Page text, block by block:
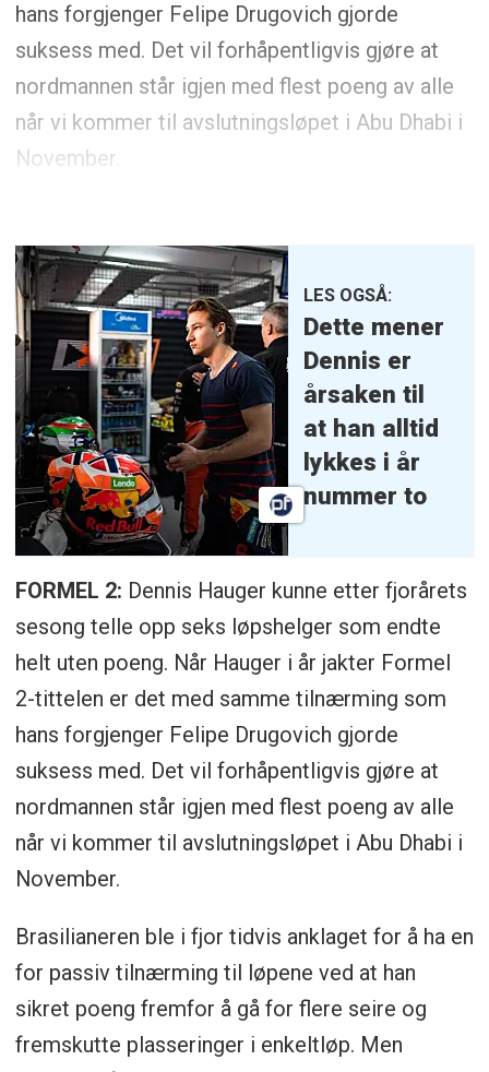
hans forgjenger Felipe Drugovich gjorde
suksess med. Det vil forhåpentligvis gjøre at
nordmannen står igjen med flest poeng av alle
når vi kommer til avslutningsløpet i Abu Dhabi i
November.
LES OGSÅ:
Dette mener
Dennis er
årsaken til
at han alltid
lykkes i år
nummer to
FORMEL 2: Dennis Hauger kunne etter fjorårets
sesong telle opp seks løpshelger som endte
helt uten poeng. Når Hauger i år jakter Formel
2-tittelen er det med samme tilnærming som
hans forgjenger Felipe Drugovich gjorde
suksess med. Det vil forhåpentligvis gjøre at
nordmannen står igjen med flest poeng av alle
når vi kommer til avslutningsløpet i Abu Dhabi i
November.
Brasilianeren ble i fjor tidvis anklaget for å ha en
for passiv tilnærming til løpene ved at han
sikret poeng fremfor å gå for flere seire og
fremskutte plasseringer i enkeltløp. Men